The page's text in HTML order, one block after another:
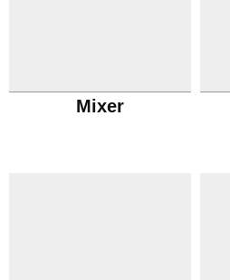
Mixer